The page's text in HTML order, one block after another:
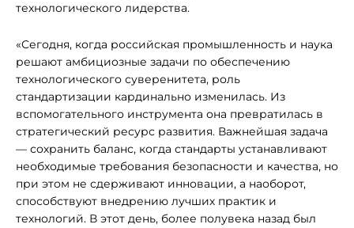
технологического лидерства.
«Сегодня, когда российская промышленность и наука
решают амбициозные задачи по обеспечению
технологического суверенитета, роль
стандартизации кардинально изменилась. Из
вспомогательного инструмента она превратилась в
стратегический ресурс развития. Важнейшая задача
— сохранить баланс, когда стандарты устанавливают
необходимые требования безопасности и качества, но
при этом не сдерживают инновации, а наоборот,
способствуют внедрению лучших практик и
технологий. В этот день, более полувека назад был